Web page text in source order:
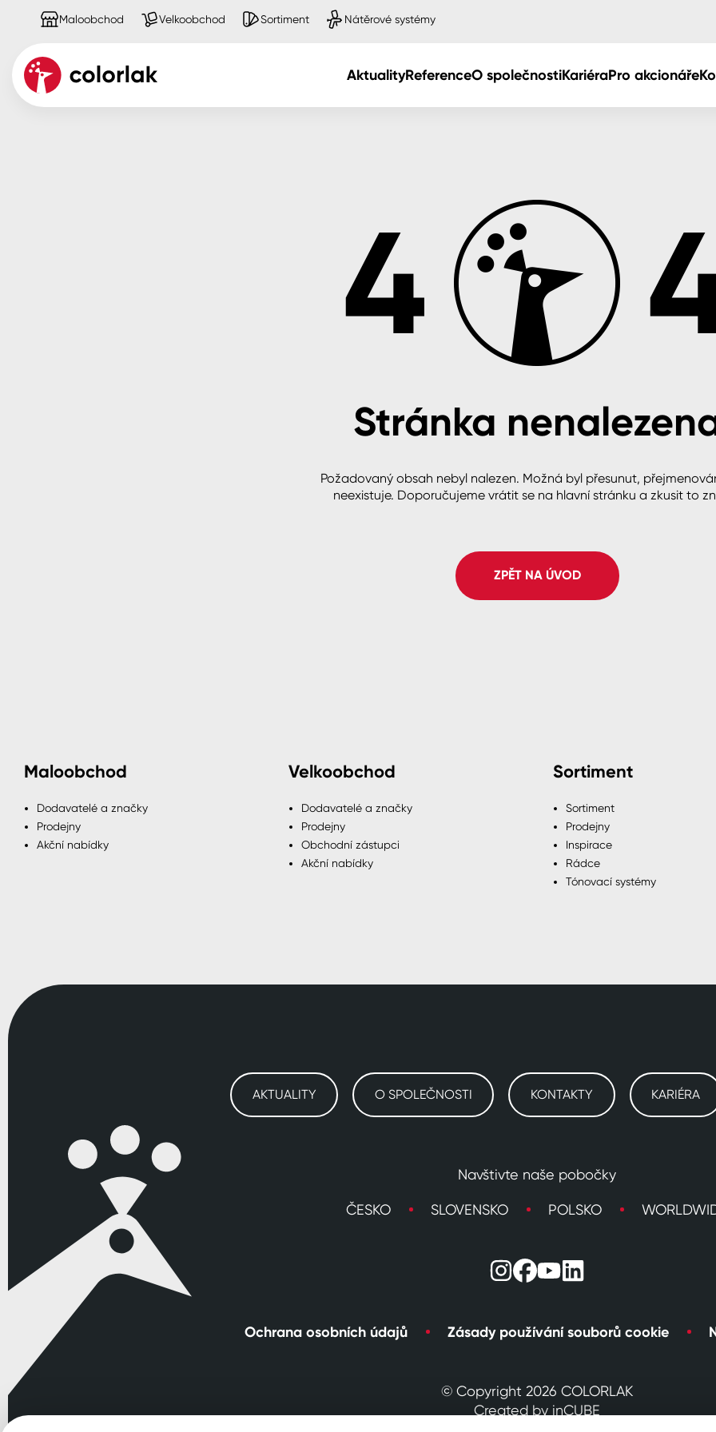
Maloobchod Velkoobchod Sortiment Nátěrové systémy
AktualityReferenceO společnostiKariéraPro akcionáře
Ředidla, tužidla, čističe, technickéStránka
Požadovaný obsah nebyl nalezen. Možná byl přesunut,
neexistuje. Doporučujeme vrátit se na hlavní stránku a zkusit to
ZPĚT NA ÚVOD
Maloobchod
Dodavatelé a značky
Prodejny
Akční nabídky
Velkoobchod
Dodavatelé a značky
Prodejny
Obchodní zástupci
Akční nabídky
Sortiment
Sortiment
Prodejny
Inspirace
Rádce
Tónovací systémy
AKTUALITY O SPOLEČNOSTI KONTAKTY KARIÉRA
Navštivte naše pobočky
ČESKO SLOVENSKO POLSKO
Ochrana osobních údajů Zásady používání souborů cookie
© Copyright 2026 COLORLAK
Created by inCUBE